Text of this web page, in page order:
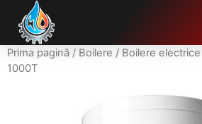
Prima pagină / Boilere / Boilere electrice
1000T